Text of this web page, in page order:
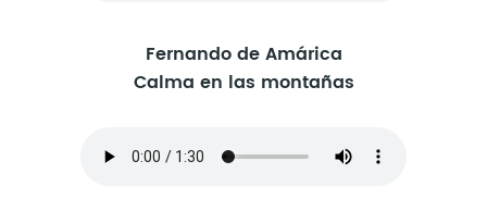
Fernando de Amárica
Calma en las montañas